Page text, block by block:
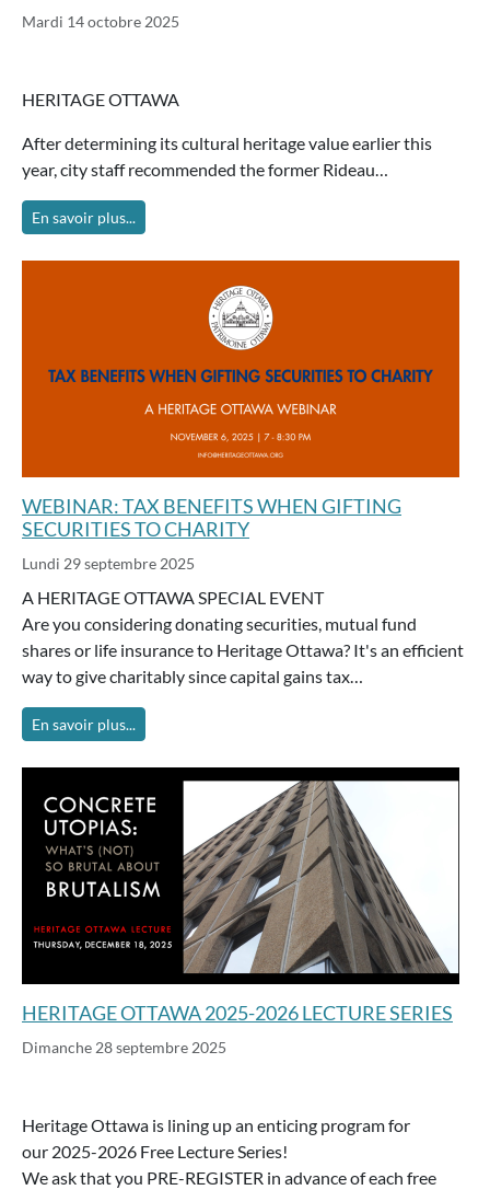
Mardi 14 octobre 2025
HERITAGE OTTAWA
After determining its cultural heritage value earlier this
year, city staff recommended the former Rideau…
En savoir plus...
WEBINAR: TAX BENEFITS WHEN GIFTING
SECURITIES TO CHARITY
Lundi 29 septembre 2025
A HERITAGE OTTAWA SPECIAL EVENT
Are you considering donating securities, mutual fund
shares or life insurance to Heritage Ottawa? It's an efficient
way to give charitably since capital gains tax…
En savoir plus...
HERITAGE OTTAWA 2025-2026 LECTURE SERIES
Dimanche 28 septembre 2025
Heritage Ottawa is lining up an enticing program for
our 2025-2026 Free Lecture Series!
We ask that you PRE-REGISTER in advance of each free